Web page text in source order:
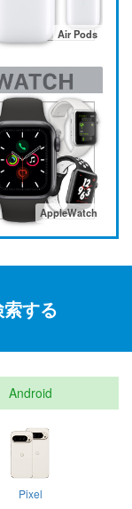
Air Pods
AppleWatch
する
Android
Pixel